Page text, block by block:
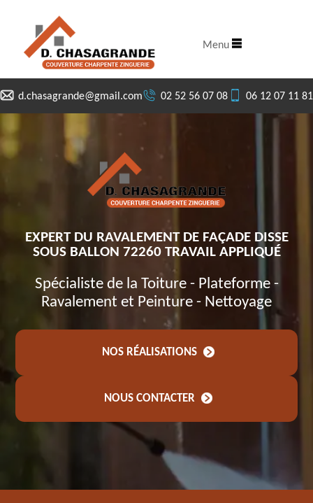
d.chasagrande@gmail.com 02 52 56 07 08 06 12 07 11 81
Menu
EXPERT DU RAVALEMENT DE FAÇADE DISSE
SOUS BALLON 72260 TRAVAIL APPLIQUÉ
Spécialiste de la Toiture - Plateforme -
Ravalement et Peinture - Nettoyage
NOS RÉALISATIONS
NOUS CONTACTER